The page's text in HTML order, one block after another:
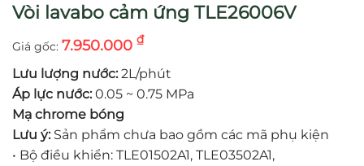
Vòi lavabo cảm ứng TLE26006V
7.950.000 ₫
Lưu lượng nước: 2L/phút
Áp lực nước: 0.05 ~ 0.75 MPa
Mạ chrome bóng
Lưu ý: Sản phẩm chưa bao gồm các mã phụ kiện
• Bộ điều khiển: TLE01502A1, TLE03502A1,